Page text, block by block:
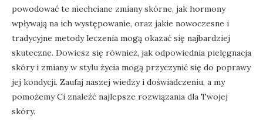
powodować te niechciane zmiany skórne, jak hormony
wpływają na ich występowanie, oraz jakie nowoczesne i
tradycyjne metody leczenia mogą okazać się najbardziej
skuteczne. Dowiesz się również, jak odpowiednia pielęgnacja
skóry i zmiany w stylu życia mogą przyczynić się do poprawy
jej kondycji. Zaufaj naszej wiedzy i doświadczeniu, a my
pomożemy Ci znaleźć najlepsze rozwiązania dla Twojej
skóry.